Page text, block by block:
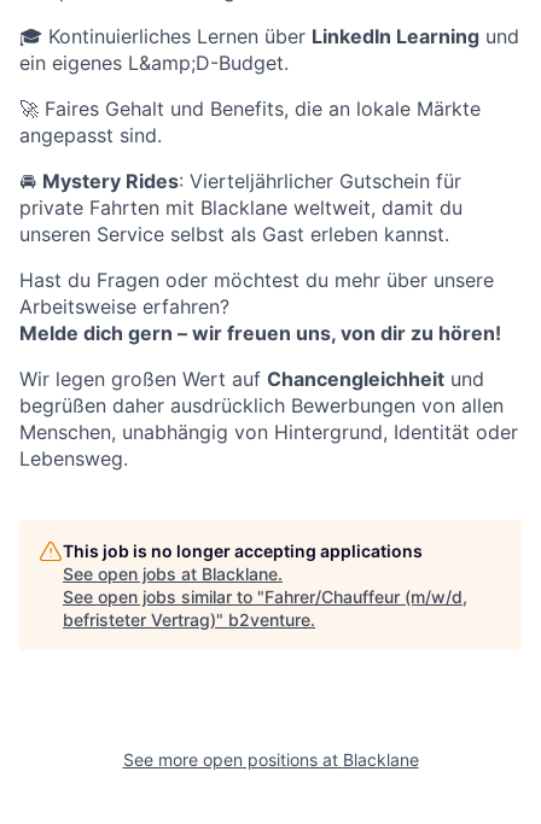
🎓 Kontinuierliches Lernen über LinkedIn Learning und
ein eigenes L&amp;D-Budget.
🚀 Faires Gehalt und Benefits, die an lokale Märkte
angepasst sind.
🚘 Mystery Rides: Vierteljährlicher Gutschein für
private Fahrten mit Blacklane weltweit, damit du
unseren Service selbst als Gast erleben kannst.
Hast du Fragen oder möchtest du mehr über unsere
Arbeitsweise erfahren?
Melde dich gern – wir freuen uns, von dir zu hören!
Wir legen großen Wert auf Chancengleichheit und
begrüßen daher ausdrücklich Bewerbungen von allen
Menschen, unabhängig von Hintergrund, Identität oder
Lebensweg.
This job is no longer accepting applications
See open jobs at Blacklane.
See open jobs similar to "Fahrer/Chauffeur (m/w/d,
befristeter Vertrag)" b2venture.
See more open positions at Blacklane